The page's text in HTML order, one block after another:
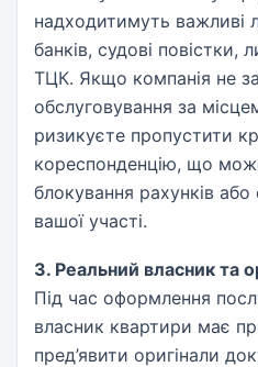
надходитимуть важливі
банків, судові повістки,
ТЦК. Якщо компанія не
обслуговування за
ризикуєте пропустити
кореспонденцію, що
блокування рахунків
вашої участі.
3. Реальний власник та
Під час оформлення
власник квартири має
пред’явити оригінали